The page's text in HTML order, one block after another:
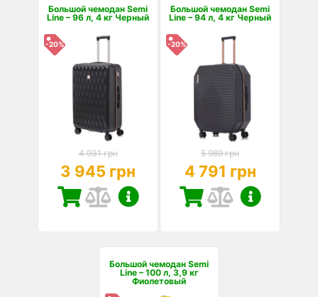
Большой чемодан Semi
Line – 96 л, 4 кг Черный
-20%
4 931 грн
3 945 грн
Большой чемодан Semi
Line – 94 л, 4 кг Черный
-20%
5 989 грн
4 791 грн
Большой чемодан Semi
Line – 100 л, 3,9 кг
Фиолетовый